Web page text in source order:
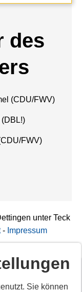
des
(CDU/FWV)
FWV)
unter Teck
- Impressum
Sie können